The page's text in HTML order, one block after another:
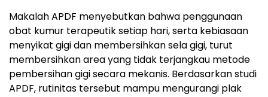
Makalah APDF menyebutkan bahwa penggunaan
obat kumur terapeutik setiap hari, serta kebiasaan
menyikat gigi dan membersihkan sela gigi, turut
membersihkan area yang tidak terjangkau metode
pembersihan gigi secara mekanis. Berdasarkan studi
APDF, rutinitas tersebut mampu mengurangi plak